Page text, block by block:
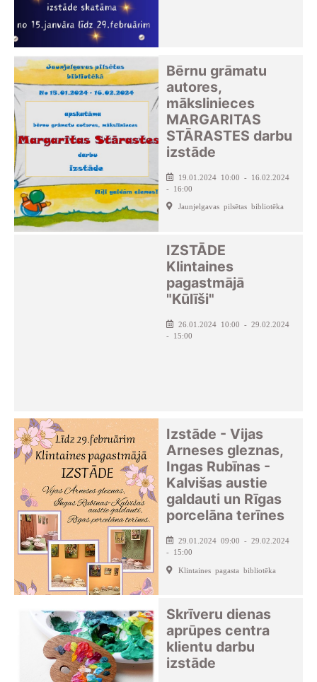
Bērnu grāmatu
autores,
mākslinieces
MARGARITAS
STĀRASTES darbu
izstāde
19.01.2024 10:00 - 16.02.2024
- 16:00
Jaunjelgavas pilsētas bibliotēka
IZSTĀDE
Klintaines
pagastmājā
"Kūlīši"
26.01.2024 10:00 - 29.02.2024
- 15:00
Izstāde - Vijas
Arneses gleznas,
Ingas Rubīnas -
Kalvišas austie
galdauti un Rīgas
porcelāna terīnes
29.01.2024 09:00 - 29.02.2024
- 15:00
Klintaines pagasta bibliotēka
Skrīveru dienas
aprūpes centra
klientu darbu
izstāde